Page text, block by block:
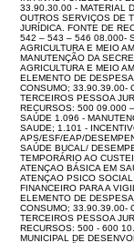
33.90.30.00 - MATERIAL
OUTROS SERVIÇOS DE
JURÍDICA. FONTE DE
542 – 543 – 546 08.000-
AGRICULTURA E MEIO
MANUTENÇÃO DA
AGRICULTURA E MEIO
ELEMENTO DE
CONSUMO; 33.90.39.00-
TERCEIROS PESSOA
RECURSOS: 500 09.000
SAÚDE 1.096 -
SAUDE; 1.101 -
APS/ESF/EAP/
SAÚDE BUCAL/
TEMPORÁRIO AO
ATENÇAO BÁSICA EM
ATENÇAO PSICO
FINANCEIRO PARA A
ELEMENTO DE
CONSUMO; 33.90.39.00-
TERCEIROS PESSOA
RECURSOS: 500 - 600
MUNICIPAL DE